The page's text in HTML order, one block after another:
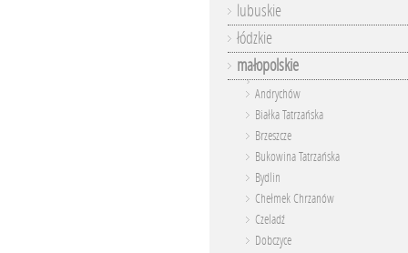
lubuskie
łódzkie
małopolskie
Andrychów
Białka Tatrzańska
Brzeszcze
Bukowina Tatrzańska
Bydlin
Chełmek Chrzanów
Czeladź
Dobczyce